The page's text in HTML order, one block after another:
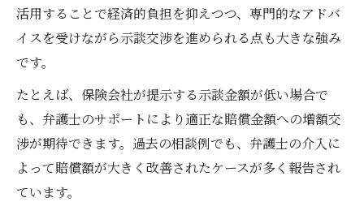
活用することで経済的負担を抑えつつ、専門的なアドバ
イスを受けながら示談交渉を進められる点も大きな強み
です。
たとえば、保険会社が提示する示談金額が低い場合で
も、弁護士のサポートにより適正な賠償金額への増額交
渉が期待できます。過去の相談例でも、弁護士の介入に
よって賠償額が大きく改善されたケースが多く報告され
ています。